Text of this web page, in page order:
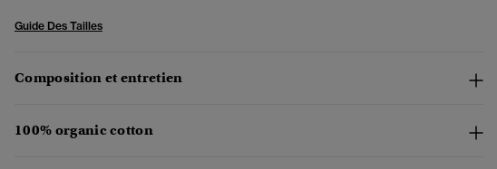
Guide Des Tailles
Composition et entretien
100% organic cotton